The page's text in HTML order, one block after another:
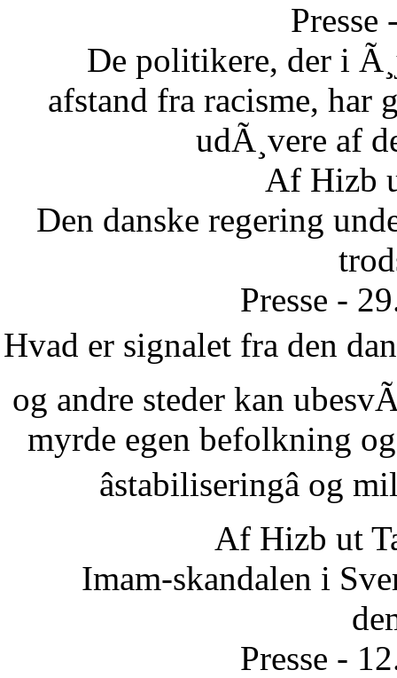
De politikere, der i
afstand fra racisme, har
udÃ¸vere af
Af Hizb
Den danske regering
Presse -
Hvad er signalet fra den
og andre steder kan
myrde egen befolkning
âstabiliseringâ
Af Hizb ut
Imam-skandalen i
Presse -